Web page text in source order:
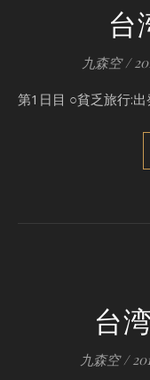
台
九森空 /
第1日目 ○貧乏旅行:
台
九森空 /